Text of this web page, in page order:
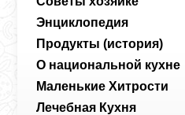
Энциклопедия
Продукты (история)
О национальной кухне
Маленькие Хитрости
Лечебная Кухня